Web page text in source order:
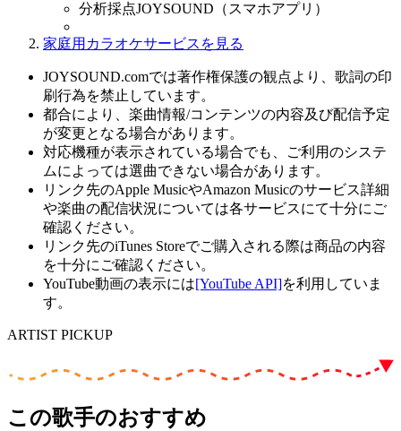
分析採点JOYSOUND（スマホアプリ）
家庭用カラオケサービスを見る
JOYSOUND.comでは著作権保護の観点より、歌詞の印
刷行為を禁止しています。
都合により、楽曲情報/コンテンツの内容及び配信予定
が変更となる場合があります。
対応機種が表示されている場合でも、ご利用のシステ
ムによっては選曲できない場合があります。
リンク先のApple MusicやAmazon Musicのサービス詳細
や楽曲の配信状況については各サービスにて十分にご
確認ください。
リンク先のiTunes Storeでご購入される際は商品の内容
を十分にご確認ください。
YouTube動画の表示には[YouTube API]を利用していま
す。
ARTIST PICKUP
この歌手のおすすめ